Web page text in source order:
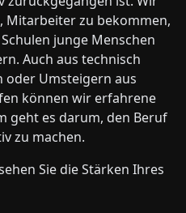
Mitarbeiter zu bekommen,
junge Menschen
Auch aus technisch
Umsteigern aus
können wir erfahrene
geht es darum, den Beruf
zu machen.
Sie die Stärken Ihres